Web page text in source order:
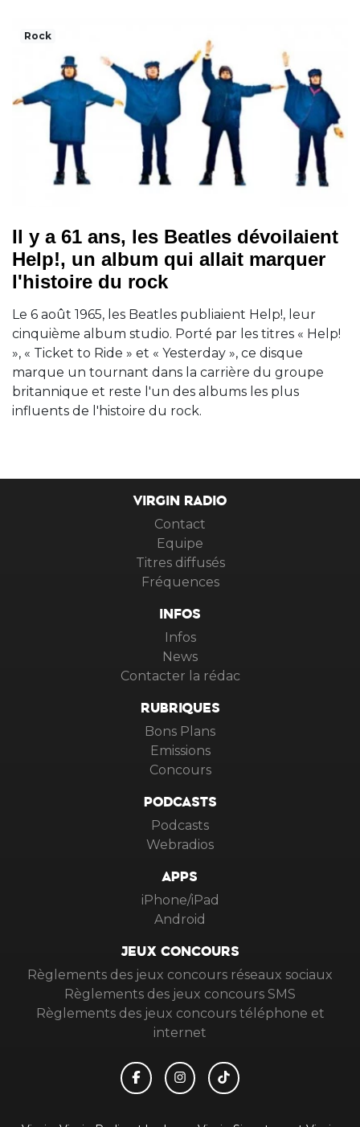
Rock
Il y a 61 ans, les Beatles dévoilaient
Help!, un album qui allait marquer
l'histoire du rock
Le 6 août 1965, les Beatles publiaient Help!, leur
cinquième album studio. Porté par les titres « Help!
», « Ticket to Ride » et « Yesterday », ce disque
marque un tournant dans la carrière du groupe
britannique et reste l'un des albums les plus
influents de l'histoire du rock.
VIRGIN RADIO
Contact
Equipe
Titres diffusés
Fréquences
INFOS
Infos
News
Contacter la rédac
RUBRIQUES
Bons Plans
Emissions
Concours
PODCASTS
Podcasts
Webradios
APPS
iPhone/iPad
Android
JEUX CONCOURS
Règlements des jeux concours réseaux sociaux
Règlements des jeux concours SMS
Règlements des jeux concours téléphone et
internet